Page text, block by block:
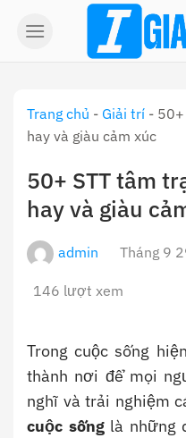
Trang chủ - Giải trí - 50+
hay và giàu cảm xúc
50+ STT tâm
hay và giàu
admin Tháng 9
146 lượt xem
Trong cuộc sống
thành nơi để mọi
nghĩ và trải nghiệm
cuộc sốnglà những